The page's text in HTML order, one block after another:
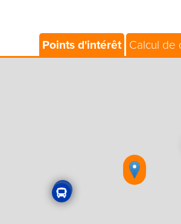
Points d'intérêt Calcul de